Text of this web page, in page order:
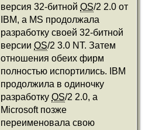
версия 32-битной OS/2 2.0 от
IBM, а MS продолжала
разработку своей 32-битной
версии OS/2 3.0 NT. Затем
отношения обеих фирм
полностью испортились. IBM
продолжила в одиночку
разработку OS/2 2.0, а
Microsoft позже
переименовала свою